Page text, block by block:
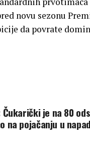
novu sezonu
da povrate
Čukarički je na 80
na pojačanju u